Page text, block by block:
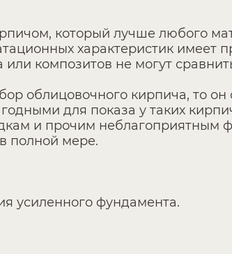
который лучше любого
характеристик
композитов не могут
облицовочного кирпича, то он
для показа у таких
и прочим неблагоприятным
полной мере.
усиленного фундамента.